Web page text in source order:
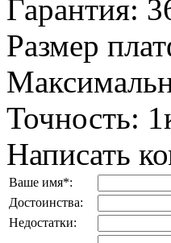
Гарантия:
Размер
Точность:
Написать
Ваше имя*:
Достоинства:
Недостатки: